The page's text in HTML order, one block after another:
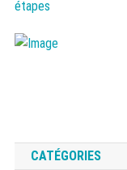
CATÉGORIES